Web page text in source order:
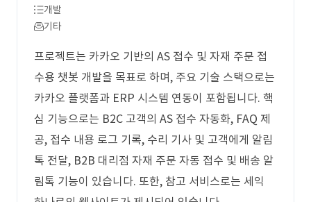
개발
기타
프로젝트는 카카오 기반의 AS 접수 및 자재 주문 접
수용 챗봇 개발을 목표로 하며, 주요 기술 스택으로는
카카오 플랫폼과 ERP 시스템 연동이 포함됩니다. 핵
심 기능으로는 B2C 고객의 AS 접수 자동화, FAQ 제
공, 접수 내용 로그 기록, 수리 기사 및 고객에게 알림
톡 전달, B2B 대리점 자재 주문 자동 접수 및 배송 알
림톡 기능이 있습니다. 또한, 참고 서비스로는 세익